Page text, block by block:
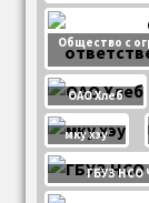
Общество с
ОАО Хлеб
мку хэу
ГБУЗ НСО